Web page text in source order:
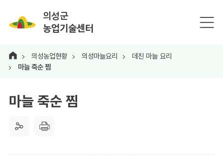
의성군
농업기술센터
의성농업현황 의성마늘요리
데친 마늘 요리
마늘 죽순 찜
마늘 죽순 찜